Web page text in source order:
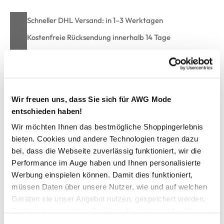
Wir freuen uns, dass Sie sich für AWG Mode
entschieden haben!
Wir möchten Ihnen das bestmögliche Shoppingerlebnis
bieten. Cookies und andere Technologien tragen dazu
bei, dass die Webseite zuverlässig funktioniert, wir die
Performance im Auge haben und Ihnen personalisierte
Werbung einspielen können. Damit dies funktioniert,
müssen Daten über unsere Nutzer, wie und auf welchen
Geräten sie unser Angebot nutzen, gespeichert werden.
Schneller DHL Versand: in 1–3 Werktagen
Kostenfreie Rücksendung innerhalb 14 Tage
Damen Papertouch Bermuda
Bequeme Papertouch Hose von Sure
Mit breitem Gummizugbund und integrierter Kordel
Zusätzlich mit angesetzten Gürtelschlaufen
Aufgesetzte Eingriffs-und Gesäßtaschen